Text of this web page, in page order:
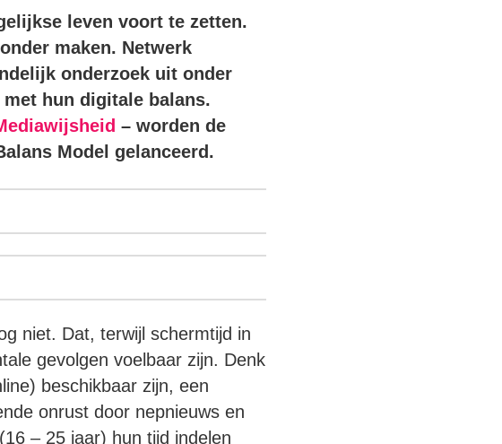
leven voort te zetten.
maken. Netwerk
onderzoek uit onder
hun digitale balans.
– worden de
Model gelanceerd.
niet. Dat, terwijl schermtijd in
gevolgen voelbaar zijn. Denk
beschikbaar zijn, een
onrust door nepnieuws en
– 25 jaar) hun tijd indelen